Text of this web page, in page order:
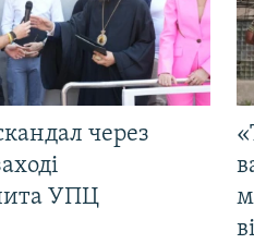
через
УПЦ